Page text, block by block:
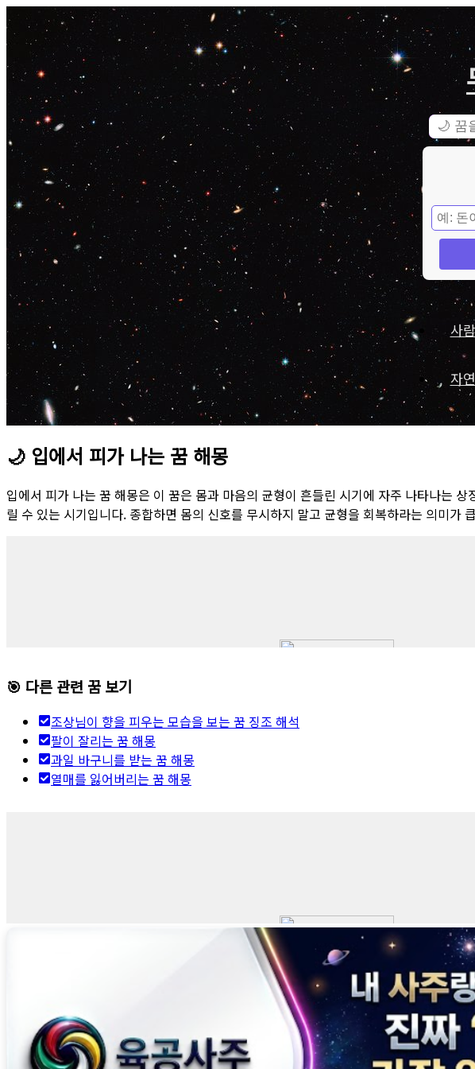
사람
자연
🌙 입에서 피가 나는 꿈 해몽
입에서 피가 나는 꿈 해몽은 이 꿈은 몸과 마음의 균형이 흔들린 시기에 자주 나타나는
릴 수 있는 시기입니다. 종합하면 몸의 신호를 무시하지 말고 균형을 회복하라는 의미가
🎯 다른 관련 꿈 보기
조상님이 향을 피우는 모습을 보는 꿈 징조 해석
팔이 잘리는 꿈 해몽
과일 바구니를 받는 꿈 해몽
열매를 잃어버리는 꿈 해몽